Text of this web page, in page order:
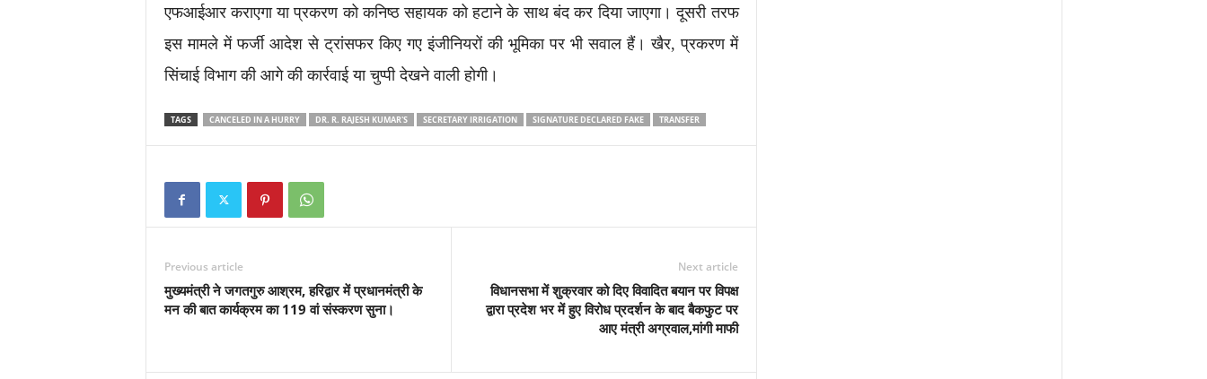
एफआईआर कराएगा या प्रकरण को कनिष्ठ सहायक को हटाने के साथ बंद कर दिया जाएगा। दूसरी तरफ
इस मामले में फर्जी आदेश से ट्रांसफर किए गए इंजीनियरों की भूमिका पर भी सवाल हैं। खैर, प्रकरण में
सिंचाई विभाग की आगे की कार्रवाई या चुप्पी देखने वाली होगी।
TAGS CANCELED IN A HURRY DR. R. RAJESH KUMAR'S SECRETARY IRRIGATION SIGNATURE DECLARED FAKE TRANSFER
Previous article
मुख्यमंत्री ने जगतगुरु आश्रम, हरिद्वार में प्रधानमंत्री के
मन की बात कार्यक्रम का 119 वां संस्करण सुना।
Next article
विधानसभा में शुक्रवार को दिए विवादित बयान पर विपक्ष
द्वारा प्रदेश भर में हुए विरोध प्रदर्शन के बाद बैकफुट पर
आए मंत्री अग्रवाल,मांगी माफी